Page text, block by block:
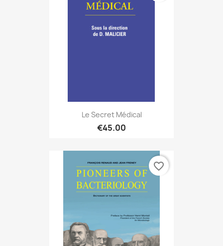
Le Secret Médical
€45.00
favorite_border